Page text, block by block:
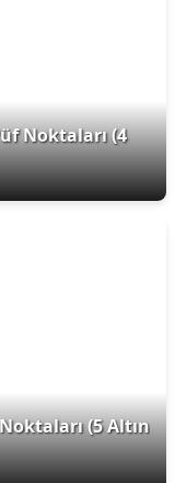
Noktaları (4
(5 Altın